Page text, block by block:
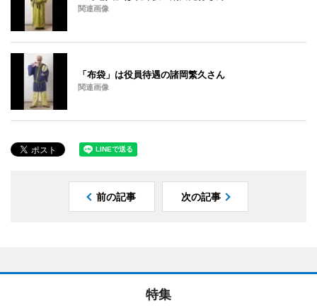
関連画像
「布袋」は役員待遇の諸岡繁久さん
関連画像
前の記事 次の記事
特集